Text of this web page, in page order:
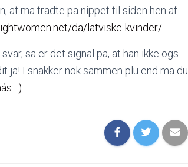
at ma tradte pa nippet til siden hen af
da/latviske-kvinder/
sa er det signal pa, at han ikke ogs
ja! I snakker nok sammen plu end ma du